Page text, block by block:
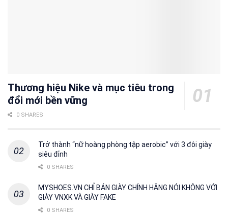
Thương hiệu Nike và mục tiêu trong
đổi mới bền vững
0 SHARES
Trở thành “nữ hoàng phòng tập aerobic” với 3 đôi giày
siêu đỉnh
0 SHARES
MYSHOES.VN CHỈ BÁN GIÀY CHÍNH HÃNG NÓI KHÔNG VỚI
GIÀY VNXK VÀ GIÀY FAKE
0 SHARES